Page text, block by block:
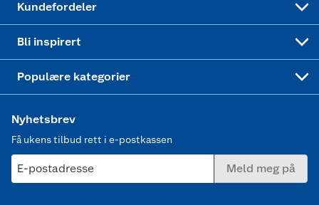
Kundefordeler
Bli inspirert
Populære kategorier
Nyhetsbrev
Få ukens tilbud rett i e-postkassen
E-postadresse Meld meg på